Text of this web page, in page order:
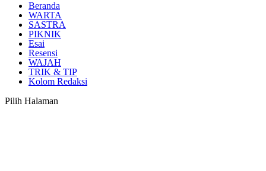
Beranda
WARTA
SASTRA
PIKNIK
Esai
Resensi
WAJAH
TRIK & TIP
Kolom Redaksi
Pilih Halaman